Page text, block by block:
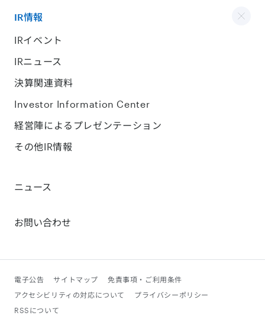
IR情報
IRイベント
IRニュース
決算関連資料
Investor Information Center
経営陣によるプレゼンテーション
その他IR情報
ニュース
お問い合わせ
電子公告 サイトマップ
免責事項・ご利用条件
アクセシビリティの対応について
プライバシーポリシー
RSSについて